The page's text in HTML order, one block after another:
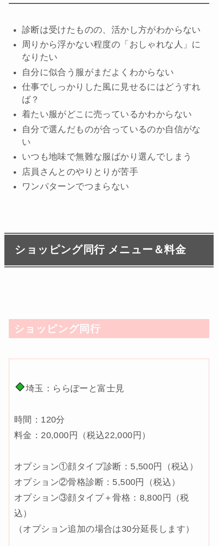
診断は受けたものの、活かし方がわからない
周りから浮かない程度の「おしゃれな人」に
なりたい
自分に似合う服がまだよくわからない
仕事でしっかりした風に見せるにはどうすれ
ば？
着たい服がどこに売っているかわからない
自分で選んだものが合っているのか自信がな
い
いつも地味で無難な服ばかり選んでしまう
店員さんとのやりとりが苦手
ワンパターンでつまらない
ショッピング同行 メニュー＆料金
ショッピング同行
埼玉：ららぽーと富士見
時間：120分
料金：20,000円（税込22,000円）
オプション①顔タイプ診断：5,500円（税込）
オプション②骨格診断：5,500円（税込）
オプション③顔タイプ＋骨格：8,800円（税
込）
（オプション追加の場合は30分延長します）